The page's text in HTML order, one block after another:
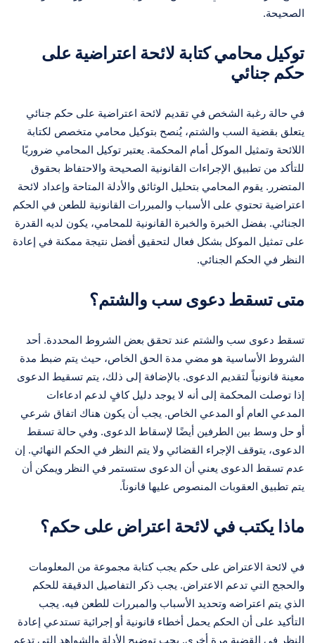
الصحيحة.
توكيل محامي كتابة لائحة اعتراضية على
حكم جنائي
في حالة رغبة الشخص في تقديم لائحة اعتراضية على حكم جنائي
يتعلق بقضية السب والشتم، يُنصح بتوكيل محامي متخصص لكتابة
اللائحة وتمثيل الموكل أمام المحكمة. يعتبر توكيل المحامي ضروريًا
للتأكد من تطبيق الإجراءات القانونية الصحيحة والاحتفاظ بحقوق
المتضرر. يقوم المحامي بتحليل الوثائق والأدلة المتاحة وإعداد لائحة
اعتراضية تحتوي على الأسباب والمبررات القانونية للطعن في الحكم
الجنائي. بفضل الخبرة والخبرة القانونية للمحامي، يكون لديه القدرة
على تمثيل الموكل بشكل فعال لتحقيق أفضل نتيجة ممكنة في إعادة
النظر في الحكم الجنائي.
متى تسقط دعوى سب والشتم؟
تسقط دعوى سب والشتم عند تحقق بعض الشروط المحددة. أحد
الشروط الأساسية هو مضي مدة الحق الخاص، حيث يتم ضبط مدة
معينة قانونياً لتقديم الدعوى. بالإضافة إلى ذلك، يتم تسقيط الدعوى
إذا توصلت المحكمة إلى أنه لا يوجد دليل كافٍ لدعم ادعاءات
المدعي العام أو المدعي الخاص. يجب أن يكون هناك اتفاق شرعي
أو حل وسط بين الطرفين أيضًا لإسقاط الدعوى. وفي حالة تسقط
الدعوى، يتوقف الإجراء القضائي ولا يتم النظر في الحكم النهائي. إن
عدم تسقط الدعوى يعني أن الدعوى ستستمر في النظر ويمكن أن
يتم تطبيق العقوبات المنصوص عليها قانوناً.
ماذا يكتب في لائحة اعتراض على حكم؟
في لائحة الاعتراض على حكم يجب كتابة مجموعة من المعلومات
والحجج التي تدعم الاعتراض. يجب ذكر التفاصيل الدقيقة للحكم
الذي يتم اعتراضه وتحديد الأسباب والمبررات للطعن فيه. يجب
التأكيد على أن الحكم يحمل أخطاء قانونية أو إجرائية تستدعي إعادة
النظر في القضية مرة أخرى. يجب توضيح الأدلة والشواهد التي تدعم